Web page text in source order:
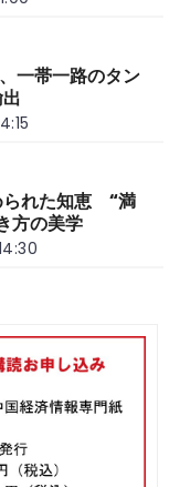
一帯一路のタン
られた知恵 “満
方の美学